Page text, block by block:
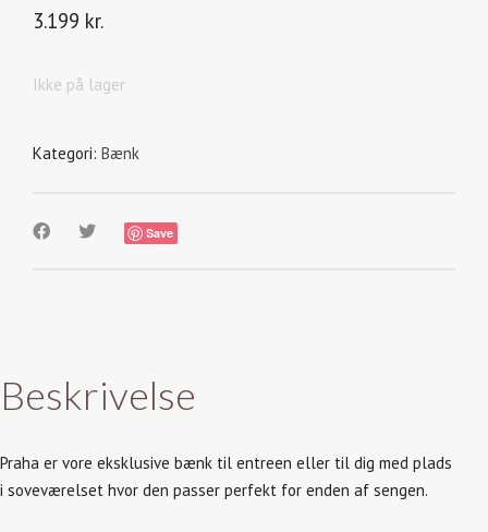
3.199 kr.
Ikke på lager
Kategori: Bænk
Save
Beskrivelse
Praha er vore eksklusive bænk til entreen eller til dig med plads
i soveværelset hvor den passer perfekt for enden af sengen.